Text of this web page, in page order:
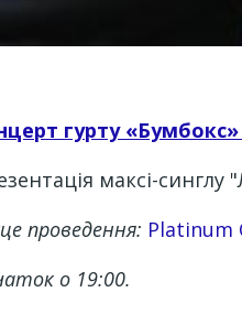
гурту «Бумбокс»
максі-синглу
проведення: Platinum
о 19:00.